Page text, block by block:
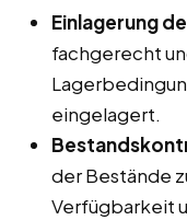
Einlagerung
fachgerecht
eingelagert.
der Bestände
Verfügbarkeit